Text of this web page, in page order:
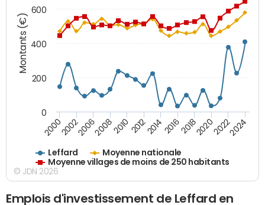
Montants (€)
Leffard
Moyenne nationale
Moyenne villages de moins de 250 habitants
20002002200620082010 2012201420162018202020222024
0
200
400
600
© JDN 2026
Emplois d'investissement de Leffard en